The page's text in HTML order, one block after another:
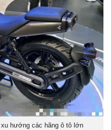
hướng các hãng ô tô lớn